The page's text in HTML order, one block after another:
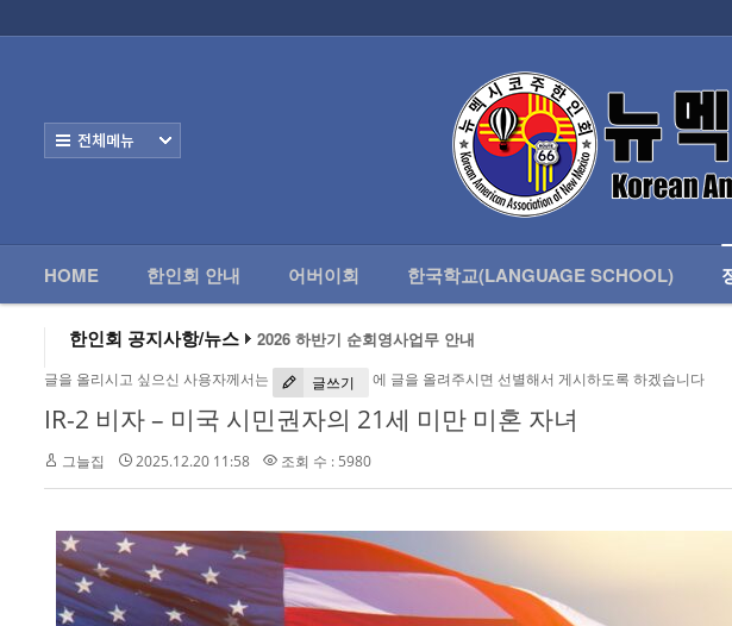
HOME 한인회 안내 어버이회 한국학교(LANGUAGE SCHOOL)
한인회 공지사항/뉴스
2026 미주한인회장대회
알버커키 감리교회 부흥회 조영진 목사님
2026년 3월 10일 상반기 순회 영사업무 안내
2026 하반기 순회영사업무 안내
글을 올리시고 싶으신 사용자께서는 글쓰기 에 글을 올려주시면 선별해서 게시하도록 하겠습니다
IR-2 비자 – 미국 시민권자의 21세 미만 미혼 자녀
그늘집 2025.12.20 11:58 조회 수 : 5980
한인회 안내
정보/생활/건강
- 한인회총람(2012)
- 뉴멕시코 한인업소록
- 뉴멕시코골프회
Contacts